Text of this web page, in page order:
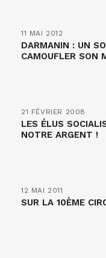
11 MAI 2012
DARMANIN : UN
CAMOUFLER SON
21 FÉVRIER 2008
LES ÉLUS
NOTRE ARGENT !
12 MAI 2011
SUR LA 10ÈME